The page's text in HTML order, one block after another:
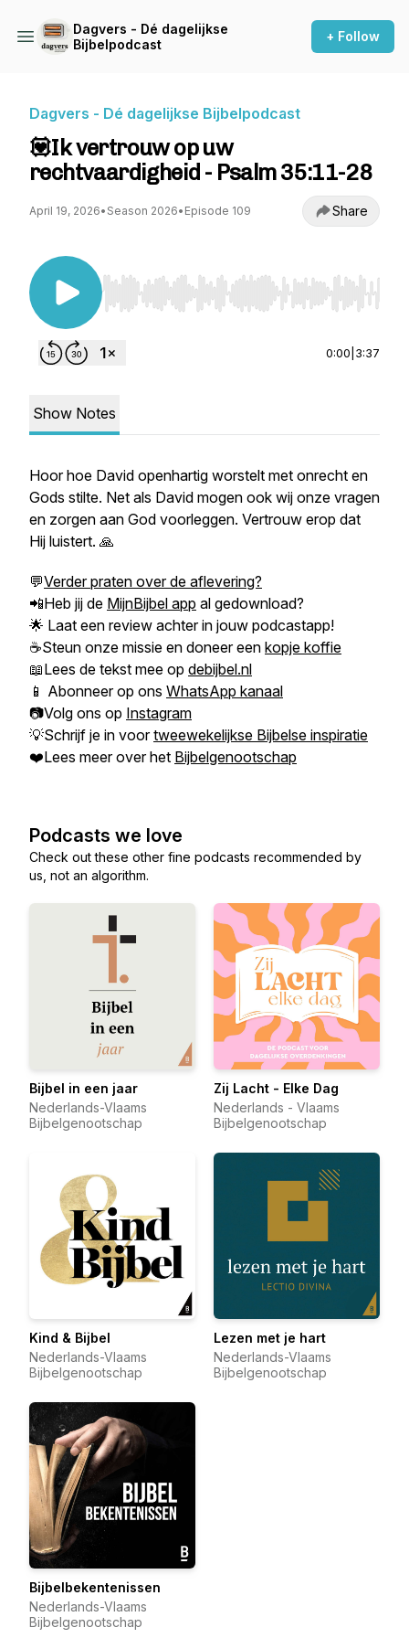
Dagvers - Dé dagelijkse
Bijbelpodcast
+ Follow
Dagvers - Dé dagelijkse Bijbelpodcast
💟Ik vertrouw op uw
rechtvaardigheid - Psalm 35:11-28
April 19, 2026• Season 2026• Episode 109 Share
Use Left/Right to seek, Home/End to jump to
0:00 3:37
Show Notes
Hoor hoe David openhartig worstelt met onrecht en
Gods stilte. Net als David mogen ook wij onze vragen
en zorgen aan God voorleggen. Vertrouw erop dat
Hij luistert. 🙏
💬Verder praten over de aflevering?
📲Heb jij de MijnBijbel app al gedownload?
🌟 Laat een review achter in jouw podcastapp!
☕Steun onze missie en doneer een kopje koffie
📖Lees de tekst mee op debijbel.nl
📱 Abonneer op ons WhatsApp kanaal
📷Volg ons op Instagram
💡Schrijf je in voortweewekelijkse Bijbelse inspiratie
❤️Lees meer over het Bijbelgenootschap
Podcasts we love
Check out these other fine podcasts recommended by
us, not an algorithm.
Bijbel in een jaar
Nederlands-Vlaams
Bijbelgenootschap
Zij Lacht - Elke Dag
Nederlands - Vlaams
Bijbelgenootschap
Kind & Bijbel
Nederlands-Vlaams
Bijbelgenootschap
Lezen met je hart
Nederlands-Vlaams
Bijbelgenootschap
Bijbelbekentenissen
Nederlands-Vlaams
Bijbelgenootschap